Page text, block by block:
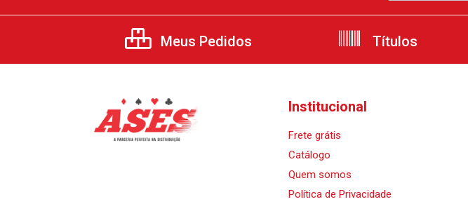
Meus Pedidos Títulos
Institucional
Frete grátis
Catálogo
Quem somos
Política de Privacidade